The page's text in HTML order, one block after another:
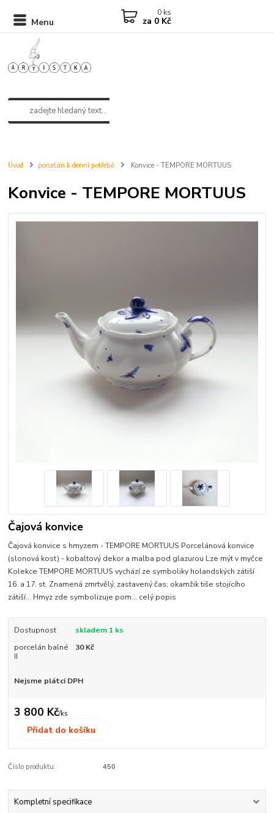
Menu
0 ks
za 0 Kč
Úvod porcelán k denní potřebě Konvice - TEMPORE MORTUUS
Konvice - TEMPORE MORTUUS
Čajová konvice
Čajová konvice s hmyzem - TEMPORE MORTUUS Porcelánová konvice
(slonová kost) - kobaltový dekor a malba pod glazurou Lze mýt v myčce
Kolekce TEMPORE MORTUUS vychází ze symboliky holandských zátiší
16. a 17. st. Znamená zmrtvělý, zastavený čas; okamžik tiše stojícího
zátiší... Hmyz zde symbolizuje pom... celý popis
Dostupnost
skladem 1 ks
porcelán balné
II
30 Kč
Nejsme plátci DPH
3 800 Kč/ks
Přidat do košíku
Číslo produktu: 450
Kompletní specifikace